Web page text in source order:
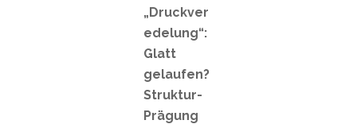
„Druckver
edelung“:
Glatt
gelaufen?
Struktur-
Prägung